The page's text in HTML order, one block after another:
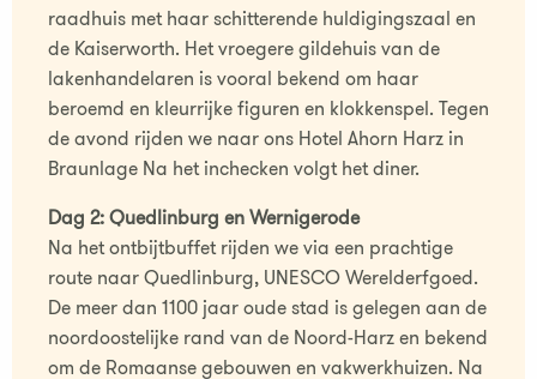
raadhuis met haar schitterende huldigingszaal en
de Kaiserworth. Het vroegere gildehuis van de
lakenhandelaren is vooral bekend om haar
beroemd en kleurrijke figuren en klokkenspel. Tegen
de avond rijden we naar ons Hotel Ahorn Harz in
Braunlage Na het inchecken volgt het diner.
Dag 2: Quedlinburg en Wernigerode
Na het ontbijtbuffet rijden we via een prachtige
route naar Quedlinburg, UNESCO Werelderfgoed.
De meer dan 1100 jaar oude stad is gelegen aan de
noordoostelijke rand van de Noord-Harz en bekend
om de Romaanse gebouwen en vakwerkhuizen. Na